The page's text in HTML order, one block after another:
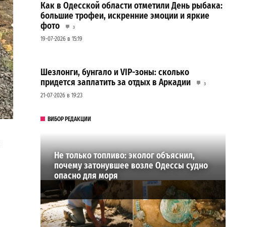
Как в Одесской области отметили День рыбака:
большие трофеи, искренние эмоции и яркие
фото
3
19-07-2026 в 15:19
Шезлонги, бунгало и VIP-зоны: сколько
придется заплатить за отдых в Аркадии
3
21-07-2026 в 19:23
ВИБОР РЕДАКЦИИ
Не только топливо: эколог объяснил,
почему затонувшее возле Одессы судно
опасно для моря